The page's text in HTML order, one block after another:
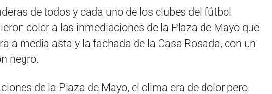
de todos y cada uno de los clubes del fútbol
color a las inmediaciones de la Plaza de Mayo que
a media asta y la fachada de la Casa Rosada, con un
negro.
de la Plaza de Mayo, el clima era de dolor pero